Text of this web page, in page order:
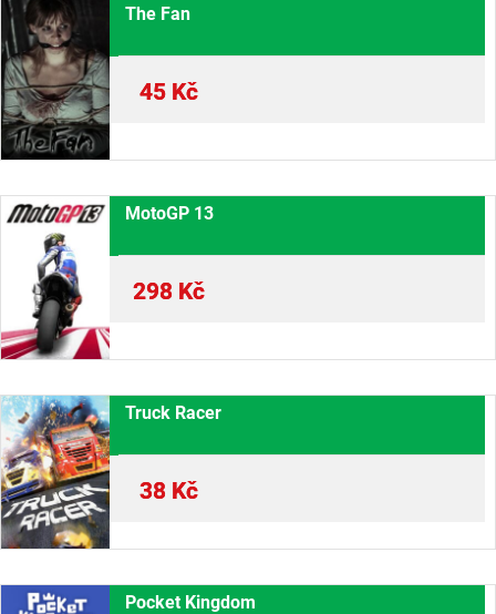
The Fan
45 Kč
MotoGP 13
298 Kč
Truck Racer
38 Kč
Pocket Kingdom